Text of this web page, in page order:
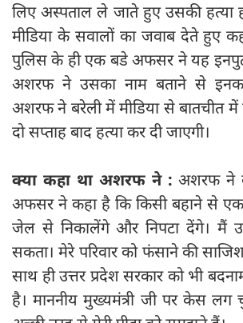
लिए अस्पताल ले जाते हुए उसकी हत्या
मीडिया के सवालों का जवाब देते हुए
पुलिस के ही एक बडे अफसर ने यह इनपुट
अशरफ ने उसका नाम बताने से
अशरफ ने बरेली में मीडिया से बातचीत
दो सप्ताह बाद हत्या कर दी जाएगी।
क्या कहा था अशरफ ने : अशरफ ने
अफसर ने कहा है कि किसी बहाने से एक
जेल से निकालेंगे और निपटा देंगे। मैं
सकता। मेरे परिवार को फंसाने की
साथ ही उत्तर प्रदेश सरकार को भी
है। माननीय मुख्यमंत्री जी पर केस